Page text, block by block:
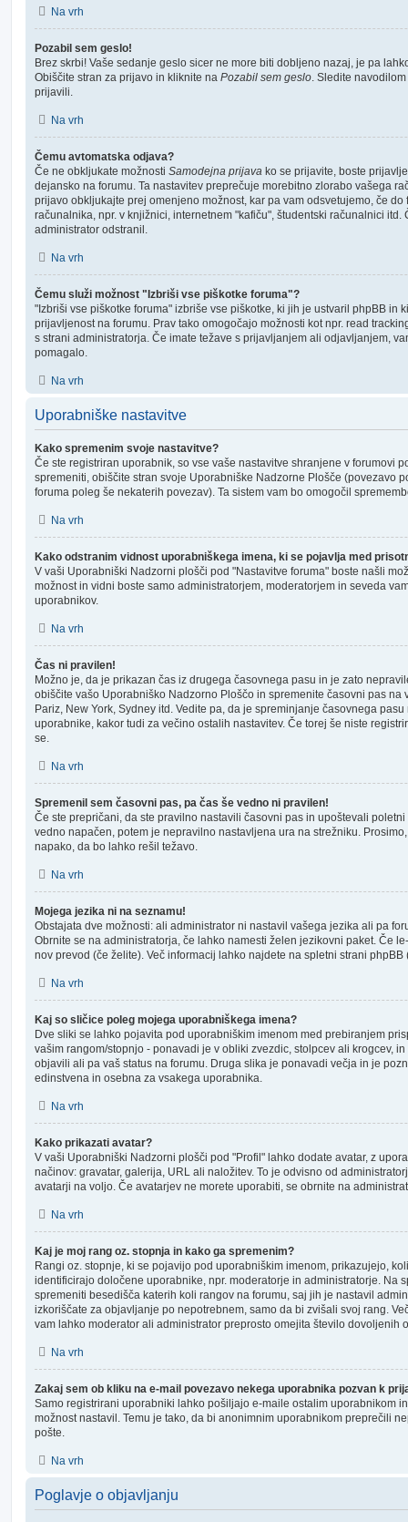
Na vrh
Pozabil sem geslo!
Brez skrbi! Vaše sedanje geslo sicer ne more biti dobljeno nazaj, je pa
Obiščite stran za prijavo in kliknite na Pozabil sem geslo . Sledite
prijavili.
Na vrh
Čemu avtomatska odjava?
Če ne obkljukate možnosti Samodejna prijava ko se prijavite, boste
dejansko na forumu. Ta nastavitev preprečuje morebitno zlorabo vašega
prijavo obkljukajte prej omenjeno možnost, kar pa vam odsvetujemo, če do
računalnika, npr. v knjižnici, internetnem "kafiču", študentski računalnici itd.
administrator odstranil.
Na vrh
Čemu služi možnost "Izbriši vse piškotke foruma"?
"Izbriši vse piškotke foruma" izbriše vse piškotke, ki jih je ustvaril phpBB in
prijavljenost na forumu. Prav tako omogočajo možnosti kot npr. read
s strani administratorja. Če imate težave s prijavljanjem ali odjavljanjem,
pomagalo.
Na vrh
Uporabniške nastavitve
Kako spremenim svoje nastavitve?
Če ste registriran uporabnik, so vse vaše nastavitve shranjene v forumovi
spremeniti, obiščite stran svoje Uporabniške Nadzorne Plošče (povezavo
foruma poleg še nekaterih povezav). Ta sistem vam bo omogočil
Na vrh
Kako odstranim vidnost uporabniškega imena, ki se pojavlja med
V vaši Uporabniški Nadzorni plošči pod "Nastavitve foruma" boste našli
možnost in vidni boste samo administratorjem, moderatorjem in seveda
uporabnikov.
Na vrh
Čas ni pravilen!
Možno je, da je prikazan čas iz drugega časovnega pasu in je zato
obiščite vašo Uporabniško Nadzorno Ploščo in spremenite časovni pas na
Pariz, New York, Sydney itd. Vedite pa, da je spreminjanje časovnega
uporabnike, kakor tudi za večino ostalih nastavitev. Če torej še niste
se.
Na vrh
Spremenil sem časovni pas, pa čas še vedno ni pravilen!
Če ste prepričani, da ste pravilno nastavili časovni pas in upoštevali
vedno napačen, potem je nepravilno nastavljena ura na strežniku.
napako, da bo lahko rešil težavo.
Na vrh
Mojega jezika ni na seznamu!
Obstajata dve možnosti: ali administrator ni nastavil vašega jezika ali pa
Obrnite se na administratorja, če lahko namesti želen jezikovni paket. Če
nov prevod (če želite). Več informacij lahko najdete na spletni strani
Na vrh
Kaj so sličice poleg mojega uporabniškega imena?
Dve sliki se lahko pojavita pod uporabniškim imenom med prebiranjem
vašim rangom/stopnjo - ponavadi je v obliki zvezdic, stolpcev ali krogcev,
objavili ali pa vaš status na forumu. Druga slika je ponavadi večja in je
edinstvena in osebna za vsakega uporabnika.
Na vrh
Kako prikazati avatar?
V vaši Uporabniški Nadzorni plošči pod "Profil" lahko dodate avatar, z
načinov: gravatar, galerija, URL ali naložitev. To je odvisno od
avatarji na voljo. Če avatarjev ne morete uporabiti, se obrnite na
Na vrh
Kaj je moj rang oz. stopnja in kako ga spremenim?
Rangi oz. stopnje, ki se pojavijo pod uporabniškim imenom, prikazujejo,
identificirajo določene uporabnike, npr. moderatorje in administratorje. Na
spremeniti besedišča katerih koli rangov na forumu, saj jih je nastavil
izkoriščate za objavljanje po nepotrebnem, samo da bi zvišali svoj rang.
vam lahko moderator ali administrator preprosto omejita število dovoljenih
Na vrh
Zakaj sem ob kliku na e-mail povezavo nekega uporabnika pozvan k
Samo registrirani uporabniki lahko pošiljajo e-maile ostalim uporabnikom
možnost nastavil. Temu je tako, da bi anonimnim uporabnikom preprečili
pošte.
Na vrh
Poglavje o objavljanju